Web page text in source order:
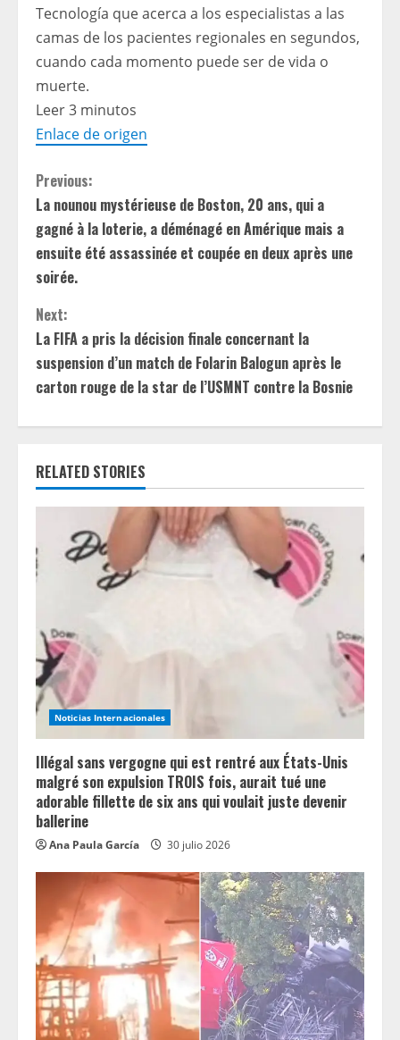
Tecnología que acerca a los especialistas a las
camas de los pacientes regionales en segundos,
cuando cada momento puede ser de vida o
muerte.
Leer 3 minutos
Enlace de origen
C
o
n
t
i
n
R
a
i
n
g
Previous:
La nounou mystérieuse de Boston, 20 ans, qui a
gagné à la loterie, a déménagé en Amérique mais a
ensuite été assassinée et coupée en deux après une
soirée.
Next:
La FIFA a pris la décision finale concernant la
suspension d’un match de Folarin Balogun après le
carton rouge de la star de l’USMNT contre la Bosnie
RELATED STORIES
Noticias Internacionales
Illégal sans vergogne qui est rentré aux États-Unis
malgré son expulsion TROIS fois, aurait tué une
adorable fillette de six ans qui voulait juste devenir
ballerine
Ana Paula García 30 julio 2026